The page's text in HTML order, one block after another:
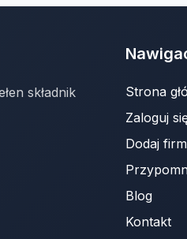
składnik
Strona
Zaloguj
Dodaj
Blog
Kontakt